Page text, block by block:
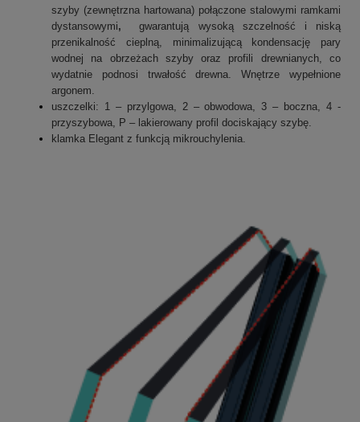
szyby (zewnętrzna hartowana) połączone stalowymi ramkami
dystansowymi,
gwarantują wysoką szczelność i niską
przenikalność cieplną, minimalizującą kondensację pary
wodnej na obrzeżach szyby oraz profili drewnianych, co
wydatnie podnosi trwałość drewna. Wnętrze wypełnione
argonem.
uszczelki: 1 – przylgowa, 2 – obwodowa, 3 – boczna, 4 -
przyszybowa, P – lakierowany profil dociskający szybę.
klamka Elegant z funkcją mikrouchylenia.